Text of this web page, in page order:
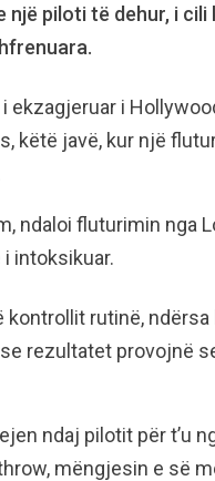
një piloti të dehur, i
ekzagjeruar i
këtë javë, kur një
ndaloi fluturimin nga
intoksikuar.
rutinë,
rezultatet provojnë
ndaj pilotit për t’u
mëngjesin e së